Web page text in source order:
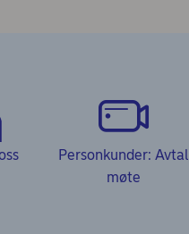
Personkunder: Avtal
møte